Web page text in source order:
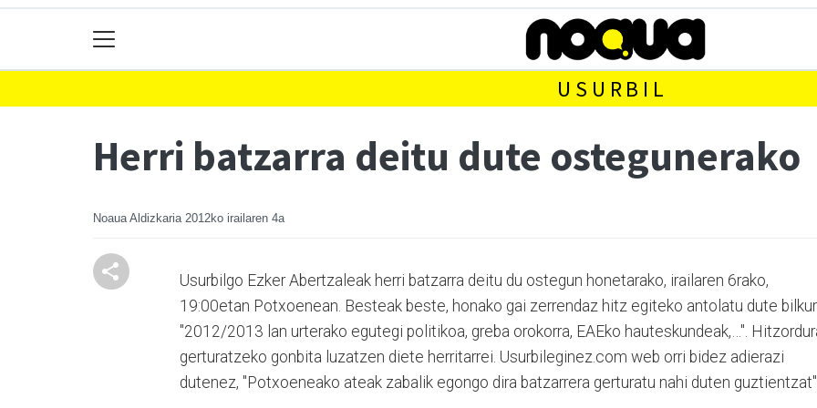
USURBIL
Herri batzarra deitu dute ostegunerako
Noaua Aldizkaria 2012ko irailaren 4a
Usurbilgo Ezker Abertzaleak herri batzarra deitu du ostegun honetarako, irailaren 6rako,
19:00etan Potxoenean. Besteak beste, honako gai zerrendaz hitz egiteko antolatu dute
"2012/2013 lan urterako egutegi politikoa, greba orokorra, EAEko hauteskundeak,…".
gerturatzeko gonbita luzatzen diete herritarrei. Usurbileginez.com web orri bidez adierazi
dutenez, "Potxoeneako ateak zabalik egongo dira batzarrera gerturatu nahi duten